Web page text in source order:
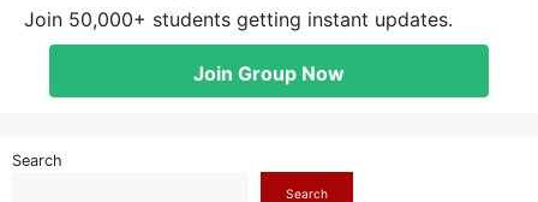
Join 50,000+ students getting instant updates.
Join Group Now
Search
Search